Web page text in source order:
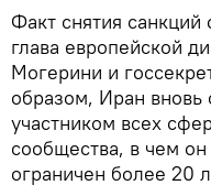
Факт снятия
глава европейской
Могерини и
образом, Иран вновь
участником всех
сообщества, в чем
ограничен более 20